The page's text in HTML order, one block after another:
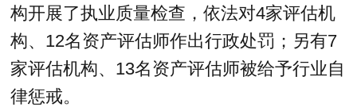
构开展了执业质量检查，依法对4家评估机
构、12名资产评估师作出行政处罚；另有7
家评估机构、13名资产评估师被给予行业自
律惩戒。